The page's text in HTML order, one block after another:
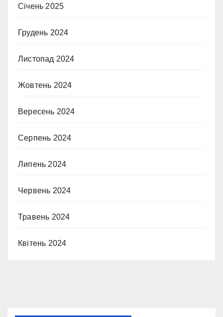
Січень 2025
Грудень 2024
Листопад 2024
Жовтень 2024
Вересень 2024
Серпень 2024
Липень 2024
Червень 2024
Травень 2024
Квітень 2024